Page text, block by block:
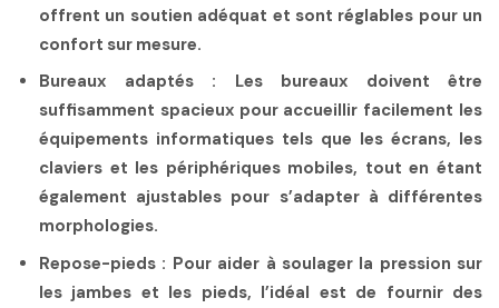
offrent un soutien adéquat et sont réglables pour un
confort sur mesure.
Bureaux adaptés : Les bureaux doivent être
suffisamment spacieux pour accueillir facilement les
équipements informatiques tels que les écrans, les
claviers et les périphériques mobiles, tout en étant
également ajustables pour s’adapter à différentes
morphologies.
Repose-pieds : Pour aider à soulager la pression sur
les jambes et les pieds, l’idéal est de fournir des